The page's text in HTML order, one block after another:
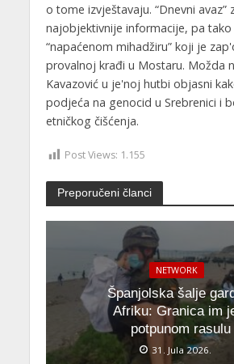
o tome izvještavaju. “Dnevni avaz”
najobjektivnije informacije, pa
“napaćenom mihadžiru” koji je
provalnoj krađi u Mostaru. Možda
Kavazović u je'noj hutbi objasni
podjeća na genocid u Srebrenici i
etničkog čišćenja.
Post Views: 1.155
Preporučeni članci
NETWORK
Španjolska šalje
Afriku: Granica im
potpunom rasulu
31. Jula 2026.